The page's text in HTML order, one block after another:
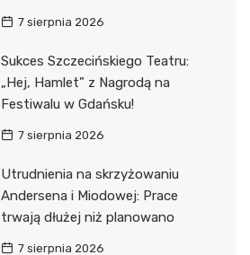
7 sierpnia 2026
Sukces Szczecińskiego Teatru:
„Hej, Hamlet” z Nagrodą na
Festiwalu w Gdańsku!
7 sierpnia 2026
Utrudnienia na skrzyżowaniu
Andersena i Miodowej: Prace
trwają dłużej niż planowano
7 sierpnia 2026